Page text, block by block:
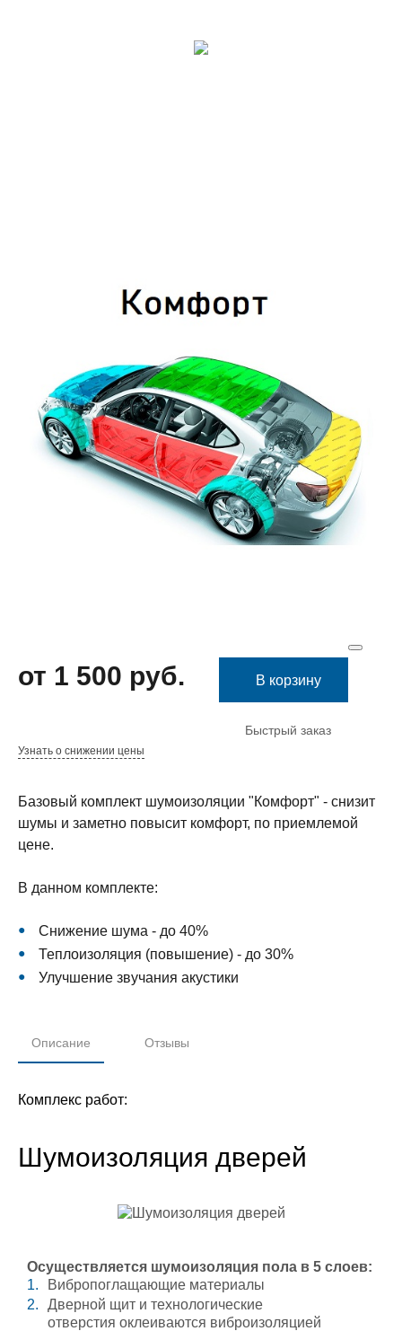
от 1 500 руб. В корзину
Быстрый заказ
Узнать о снижении цены
Базовый комплект шумоизоляции "Комфорт" - снизит
шумы и заметно повысит комфорт, по приемлемой
цене.
В данном комплекте:
Снижение шума - до 40%
Теплоизоляция (повышение) - до 30%
Улучшение звучания акустики
Описание Отзывы
Комплекс работ:
Шумоизоляция дверей
Осуществляется шумоизоляция пола в 5 слоев:
Вибропоглащающие материалы
Дверной щит и технологические
отверстия оклеиваются виброизоляцией